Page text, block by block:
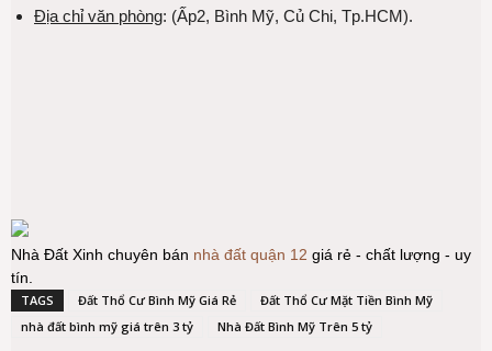
Địa chỉ văn phòng: (Ấp2, Bình Mỹ, Củ Chi, Tp.HCM).
Nhà Đất Xinh chuyên bán nhà đất quận 12 giá rẻ - chất lượng - uy
tín.
TAGS Đất Thổ Cư Bình Mỹ Giá Rẻ
Đất Thổ Cư Mặt Tiền Bình Mỹ
nhà đất bình mỹ giá trên 3 tỷ
Nhà Đất Bình Mỹ Trên 5 tỷ